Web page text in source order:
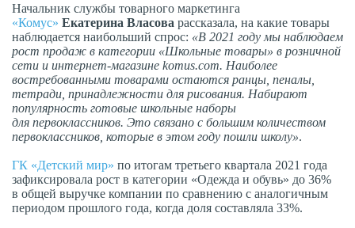
Начальник службы товарного маркетинга
«Комус» Екатерина Власова рассказала, на какие товары
наблюдается наибольший спрос: «В 2021 году мы наблюдаем
рост продаж в категории «Школьные товары» в розничной
сети и интернет-магазине komus.com. Наиболее
востребованными товарами остаются ранцы, пеналы,
тетради, принадлежности для рисования. Набирают
популярность готовые школьные наборы
для первоклассников. Это связано с большим количеством
первоклассников, которые в этом году пошли школу».
ГК «Детский мир» по итогам третьего квартала 2021 года
зафиксировала рост в категории «Одежда и обувь» до 36%
в общей выручке компании по сравнению с аналогичным
периодом прошлого года, когда доля составляла 33%.